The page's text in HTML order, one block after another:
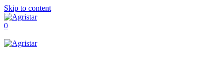
Skip to content
0